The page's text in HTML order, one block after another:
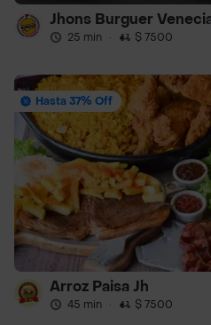
Jhons Burguer
25 min · $ 7500
Hasta 37% Off
Arroz Paisa Jh
45 min · $ 7500